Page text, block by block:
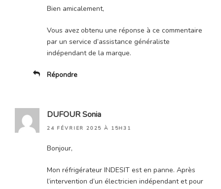
Bien amicalement,
Vous avez obtenu une réponse à ce commentaire
par un service d’assistance généraliste
indépendant de la marque.
Répondre
DUFOUR Sonia
24 FÉVRIER 2025 À 15H31
Bonjour,
Mon réfrigérateur INDESIT est en panne. Après
l’intervention d’un électricien indépendant et pour